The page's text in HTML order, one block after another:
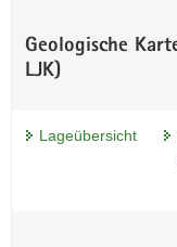
Geologische
LJK)
Lageübersicht